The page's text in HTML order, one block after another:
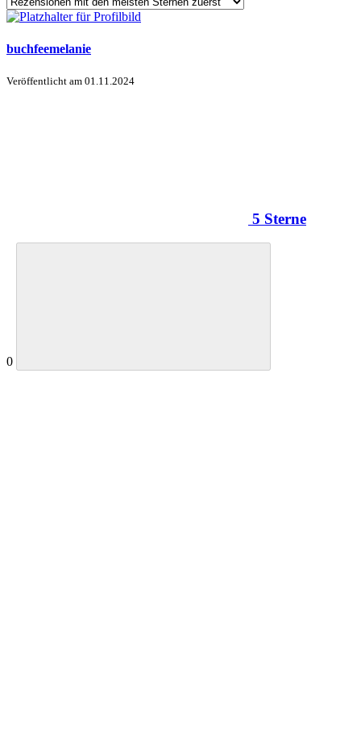
buchfeemelanie
Veröffentlicht am 01.11.2024
5 Sterne
0